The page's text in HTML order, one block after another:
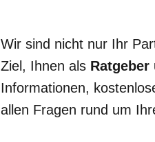
Wir sind nicht nur Ihr
Ziel, Ihnen als
Informationen,
allen Fragen rund um